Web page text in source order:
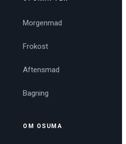
Morgenmad
Frokost
Aftensmad
Bagning
OM OSUMA